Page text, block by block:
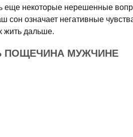
еще некоторые нерешенные
сон означает негативные
жить дальше.
ПОЩЕЧИНА МУЖЧИНЕ